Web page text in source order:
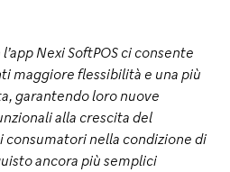
Nexi SoftPOS ci consente
maggiore flessibilità e una più
garantendo loro nuove
alla crescita del
consumatori nella condizione di
ancora più semplici